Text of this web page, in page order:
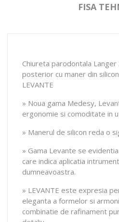
FISA
Chiureta parodontala
posterior cu maner din
LEVANTE
» Noua gama Medesy,
ergonomie si comoditate in
» Manerul de silicon reda o
» Gama Levante se
care indica aplicatia
dumneavoastra.
» LEVANTE este expresia
eleganta a formelor si
combinatie de rafinament